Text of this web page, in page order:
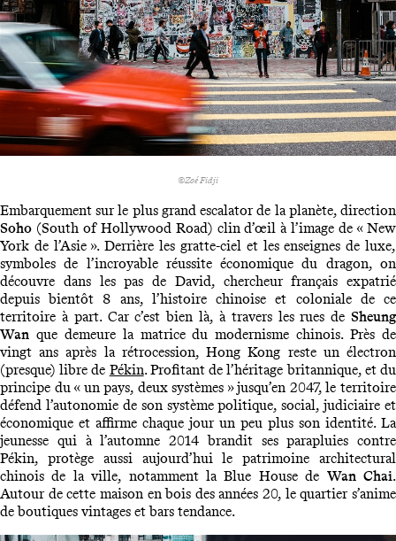
©Zoé Fidji
Embarquement sur le plus grand escalator de la planète, direction
Soho (South of Hollywood Road) clin d’œil à l’image de « New
York de l’Asie ». Derrière les gratte-ciel et les enseignes de luxe,
symboles de l’incroyable réussite économique du dragon, on
découvre dans les pas de David, chercheur français expatrié
depuis bientôt 8 ans, l’histoire chinoise et coloniale de ce
territoire à part. Car c’est bien là, à travers les rues de Sheung
Wan que demeure la matrice du modernisme chinois. Près de
vingt ans après la rétrocession, Hong Kong reste un électron
(presque) libre de Pékin. Profitant de l’héritage britannique, et du
principe du « un pays, deux systèmes » jusqu’en 2047, le territoire
défend l’autonomie de son système politique, social, judiciaire et
économique et affirme chaque jour un peu plus son identité. La
jeunesse qui à l’automne 2014 brandit ses parapluies contre
Pékin, protège aussi aujourd’hui le patrimoine architectural
chinois de la ville, notamment la Blue House de Wan Chai.
Autour de cette maison en bois des années 20, le quartier s’anime
de boutiques vintages et bars tendance.